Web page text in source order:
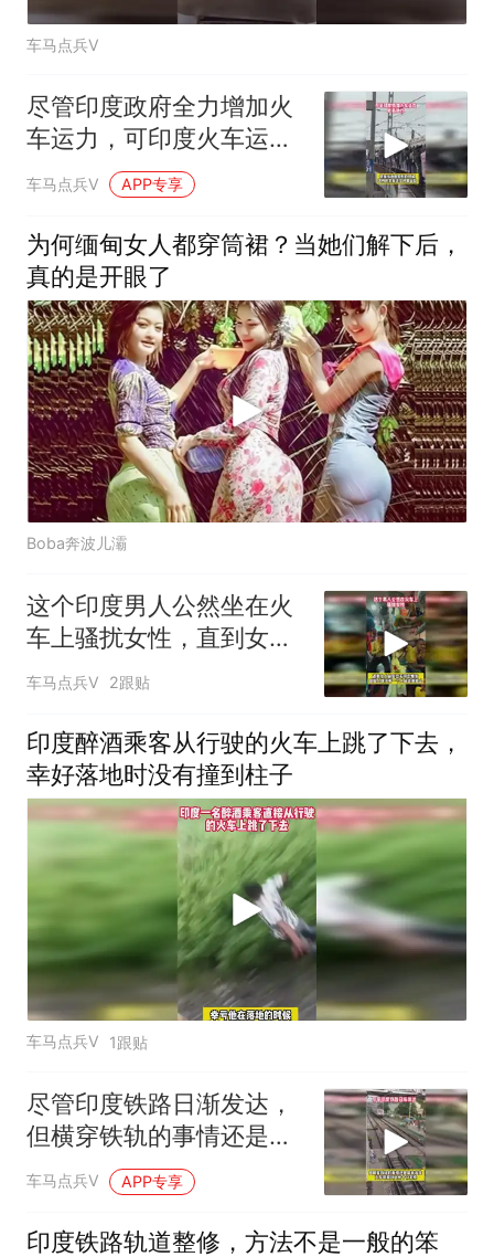
车马点兵V
尽管印度政府全力增加火
车运力，可印度火车运力
缺口仍非常巨大
车马点兵V APP专享
为何缅甸女人都穿筒裙？当她们解下后，
真的是开眼了
Boba奔波儿灞
这个印度男人公然坐在火
车上骚扰女性，直到女人
最后忍无可忍爆发
车马点兵V 2跟贴
印度醉酒乘客从行驶的火车上跳了下去，
幸好落地时没有撞到柱子
车马点兵V 1跟贴
尽管印度铁路日渐发达，
但横穿铁轨的事情还是屡
有发生
车马点兵V APP专享
印度铁路轨道整修，方法不是一般的笨